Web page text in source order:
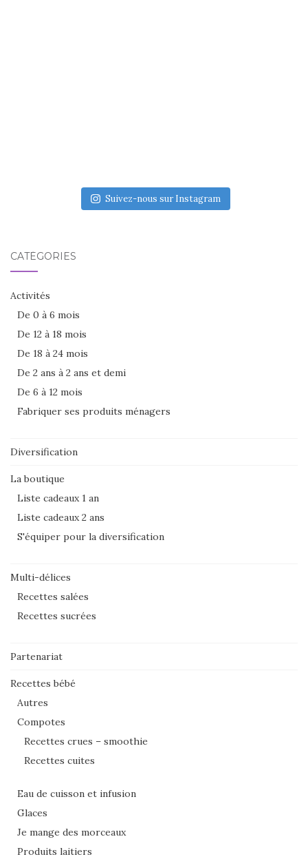
Suivez-nous sur Instagram
CATÉGORIES
Activités
De 0 à 6 mois
De 12 à 18 mois
De 18 à 24 mois
De 2 ans à 2 ans et demi
De 6 à 12 mois
Fabriquer ses produits ménagers
Diversification
La boutique
Liste cadeaux 1 an
Liste cadeaux 2 ans
S'équiper pour la diversification
Multi-délices
Recettes salées
Recettes sucrées
Partenariat
Recettes bébé
Autres
Compotes
Recettes crues – smoothie
Recettes cuites
Eau de cuisson et infusion
Glaces
Je mange des morceaux
Produits laitiers